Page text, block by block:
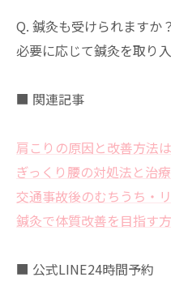
Q. 鍼灸も受けられますか？
必要に応じて鍼灸を取り
■ 関連記事
肩こりの原因と改善方法
ぎっくり腰の対処法と治
交通事故後のむちうち・
鍼灸で体質改善を目指す
■ 公式LINE24時間予約